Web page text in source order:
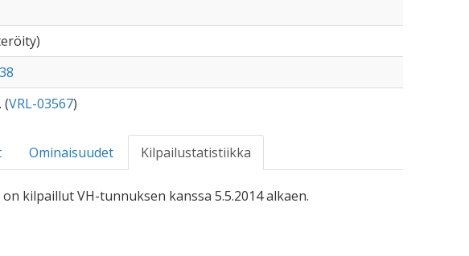
(VRL-03567)
Ominaisuudet Kilpailustatistiikka
kilpaillut VH-tunnuksen kanssa 5.5.2014 alkaen.